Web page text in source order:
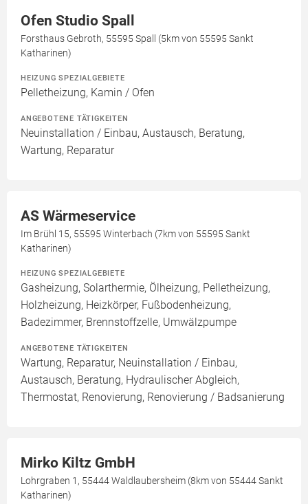
Ofen Studio Spall
Forsthaus Gebroth, 55595 Spall (5km von 55595 Sankt
Katharinen)
HEIZUNG SPEZIALGEBIETE
Pelletheizung, Kamin / Ofen
ANGEBOTENE TÄTIGKEITEN
Neuinstallation / Einbau, Austausch, Beratung,
Wartung, Reparatur
AS Wärmeservice
Im Brühl 15, 55595 Winterbach (7km von 55595 Sankt
Katharinen)
HEIZUNG SPEZIALGEBIETE
Gasheizung, Solarthermie, Ölheizung, Pelletheizung,
Holzheizung, Heizkörper, Fußbodenheizung,
Badezimmer, Brennstoffzelle, Umwälzpumpe
ANGEBOTENE TÄTIGKEITEN
Wartung, Reparatur, Neuinstallation / Einbau,
Austausch, Beratung, Hydraulischer Abgleich,
Thermostat, Renovierung, Renovierung / Badsanierung
Mirko Kiltz GmbH
Lohrgraben 1, 55444 Waldlaubersheim (8km von 55444 Sankt
Katharinen)